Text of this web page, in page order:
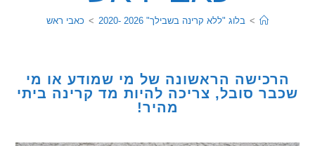
בלוג "ללא קרינה בשבילך" 2026 -2020 > כאבי ראש
הראשונה של מי שמודע או מי
סובל, צריכה להיות מד קרינה ביתי
מהיר!